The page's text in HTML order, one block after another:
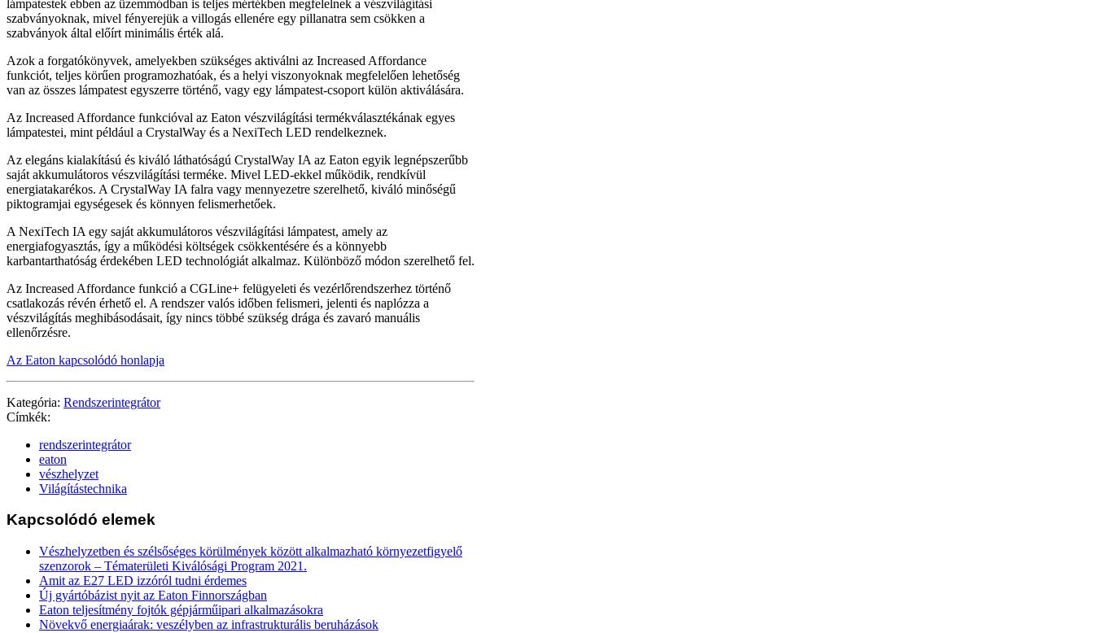
lámpatestek ebben az üzemmódban is teljes mértékben megfelelnek a vészvilágítási
szabványoknak, mivel fényerejük a villogás ellenére egy pillanatra sem csökken a
szabványok által előírt minimális érték alá.
Azok a forgatókönyvek, amelyekben szükséges aktiválni az Increased Affordance
funkciót, teljes körűen programozhatóak, és a helyi viszonyoknak megfelelően lehetőség
van az összes lámpatest egyszerre történő, vagy egy lámpatest-csoport külön aktiválására.
Az Increased Affordance funkcióval az Eaton vészvilágítási termékválasztékának egyes
lámpatestei, mint például a CrystalWay és a NexiTech LED rendelkeznek.
Az elegáns kialakítású és kiváló láthatóságú CrystalWay IA az Eaton egyik legnépszerűbb
saját akkumulátoros vészvilágítási terméke. Mivel LED-ekkel működik, rendkívül
energiatakarékos. A CrystalWay IA falra vagy mennyezetre szerelhető, kiváló minőségű
piktogramjai egységesek és könnyen felismerhetőek.
A NexiTech IA egy saját akkumulátoros vészvilágítási lámpatest, amely az
energiafogyasztás, így a működési költségek csökkentésére és a könnyebb
karbantarthatóság érdekében LED technológiát alkalmaz. Különböző módon szerelhető fel.
Az Increased Affordance funkció a CGLine+ felügyeleti és vezérlőrendszerhez történő
csatlakozás révén érhető el. A rendszer valós időben felismeri, jelenti és naplózza a
vészvilágítás meghibásodásait, így nincs többé szükség drága és zavaró manuális
ellenőrzésre.
Az Eaton kapcsolódó honlapja
Kategória: Rendszerintegrátor
Címkék:
rendszerintegrátor
eaton
vészhelyzet
Világítástechnika
Kapcsolódó elemek
Vészhelyzetben és szélsőséges körülmények között alkalmazható környezetfigyelő
szenzorok – Tématerületi Kiválósági Program 2021.
Amit az E27 LED izzóról tudni érdemes
Új gyártóbázist nyit az Eaton Finnországban
Eaton teljesítmény fojtók gépjárműipari alkalmazásokra
Növekvő energiaárak: veszélyben az infrastrukturális beruházások